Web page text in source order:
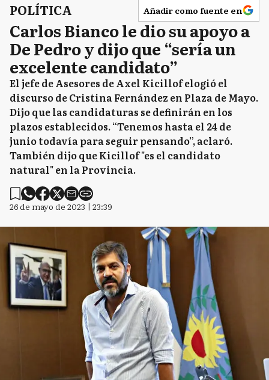
POLÍTICA Añadir como fuente en
Carlos Bianco le dio su apoyo a
De Pedro y dijo que “sería un
excelente candidato”
El jefe de Asesores de Axel Kicillof elogió el
discurso de Cristina Fernández en Plaza de Mayo.
Dijo que las candidaturas se definirán en los
plazos establecidos. “Tenemos hasta el 24 de
junio todavía para seguir pensando”, aclaró.
También dijo que Kicillof "es el candidato
natural" en la Provincia.
26 de mayo de 2023 | 23:39